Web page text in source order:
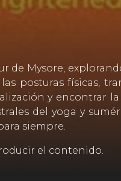
de Mysore,
posturas físicas,
y encontrar
del yoga y
siempre.
el contenido.